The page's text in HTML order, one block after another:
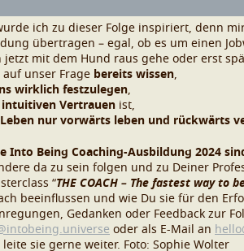
ich zu dieser Folge inspiriert, denn
übertragen – egal, ob es um einen
mit dem Hund raus gehe oder erst
auf unser Frage bereits wissen,
wirklich festzulegen,
Vertrauen ist,
Leben nur vorwärts leben und rückwärts
Into Being Coaching-Ausbildung 2024
da zu sein folgen und zu Deiner
“THE COACH – The fastest way to
beeinflussen und wie Du sie für den
Gedanken oder Feedback zur
oder als E-Mail an
sie gerne weiter. Foto: Sophie Wolter